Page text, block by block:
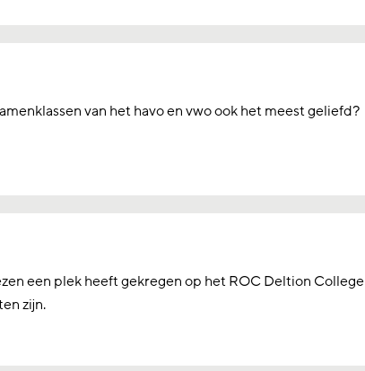
van het havo en vwo ook het meest geliefd?
een plek heeft gekregen op het ROC Deltion College
zijn.